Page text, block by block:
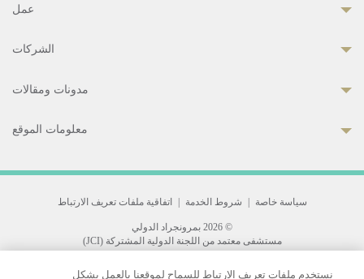
عمل
الشركات
مدونات ومقالات
معلومات الموقع
سياسة خاصة شروط الخدمة اتفاقية ملفات تعريف الارتباط
© 2026 بمرونجراد الدولي
مستشفى معتمد من اللجنة الدولية المشتركة (JCI)
33 Sukhumvit 3, Wattana, Bangkok 10110 Thailand.
نستخدم ملفات تعريف الارتباط للسماح لموقعنا بالعمل بشكل